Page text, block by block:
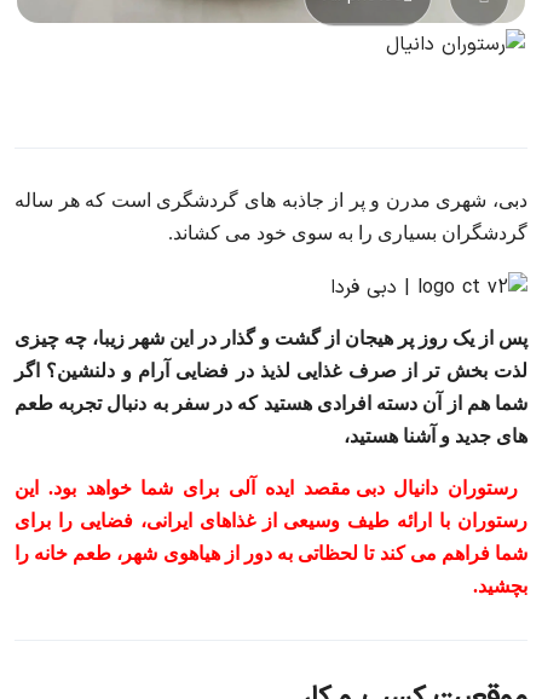
دبی، شهری مدرن و پر از جاذبه‌ های گردشگری است که هر ساله
گردشگران بسیاری را به سوی خود می ‌کشاند.
پس از یک روز پر هیجان از گشت و گذار در این شهر زیبا، چه چیزی
لذت ‌بخش ‌تر از صرف غذایی لذیذ در فضایی آرام و دلنشین؟ اگر
شما هم از آن دسته افرادی هستید که در سفر به دنبال تجربه طعم‌
های جدید و آشنا هستید،
رستوران دانیال دبی مقصد ایده‌ آلی برای شما خواهد بود. این
رستوران با ارائه طیف وسیعی از غذاهای ایرانی، فضایی را برای
شما فراهم می‌ کند تا لحظاتی به دور از هیاهوی شهر، طعم خانه را
بچشید.